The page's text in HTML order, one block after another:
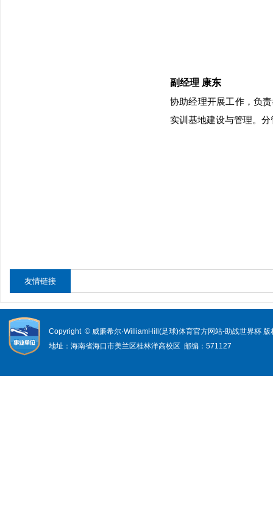
副经理 康东
协助经理开展工作，负
实训基地建设与管理。
友情链接
Copyright © 威廉希尔·WilliamHill(足球)体育官方网站-助战世界杯
地址：海南省海口市美兰区桂林洋高校区 邮编：571127